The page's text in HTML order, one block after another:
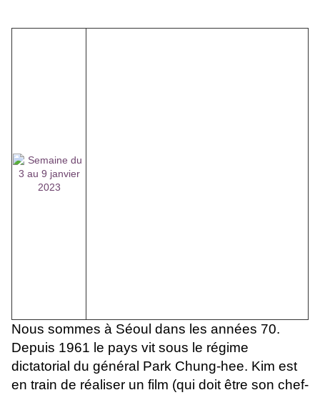
Nous sommes à Séoul dans les années 70.
Depuis 1961 le pays vit sous le régime
dictatorial du général Park Chung-hee. Kim est
en train de réaliser un film (qui doit être son chef-